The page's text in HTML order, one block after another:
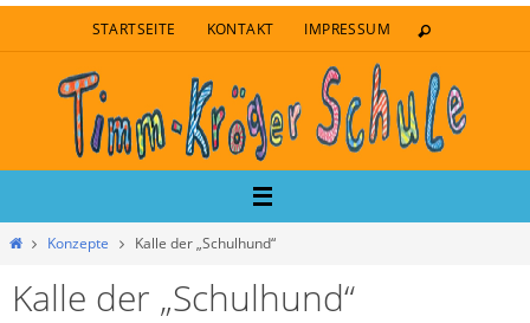
STARTSEITE KONTAKT IMPRESSUM
Konzepte Kalle der „Schulhund“
Kalle der „Schulhund“